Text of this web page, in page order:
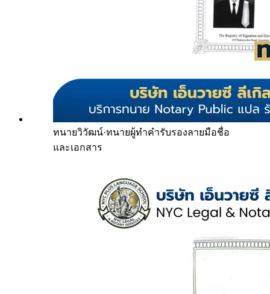
ทนายวิวัฒน์·ทนายผู้ทำคำรับรองลายมือชื่อ
และเอกสาร